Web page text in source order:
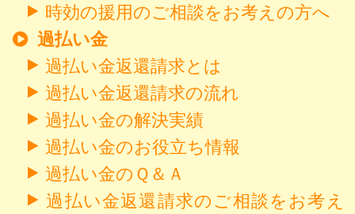
時効の援用のご相談をお考えの方へ
過払い金
過払い金返還請求とは
過払い金返還請求の流れ
過払い金の解決実績
過払い金のお役立ち情報
過払い金のＱ＆Ａ
過払い金返還請求のご相談をお考え